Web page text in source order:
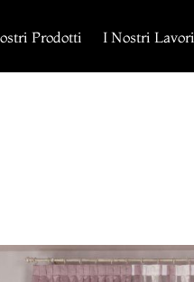
Prodotti I Nostri Lavori